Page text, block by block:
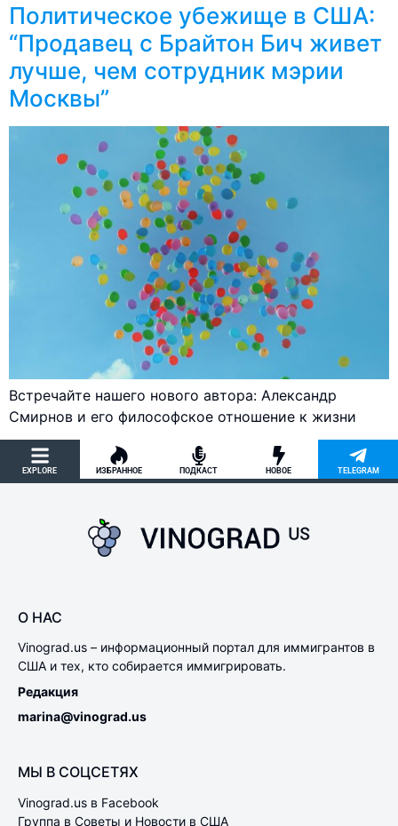
Политическое убежище в США:
“Продавец с Брайтон Бич живет
лучше, чем сотрудник мэрии
Москвы”
Встречайте нашего нового автора: Александр
Смирнов и его философское отношение к жизни
EXPLORE ИЗБРАННОЕ ПОДКАСТ НОВОЕ TELEGRAM
О НАС
Vinograd.us – информационный портал для иммигрантов в
США и тех, кто собирается иммигрировать.
Редакция
marina@vinograd.us
МЫ В СОЦСЕТЯХ
Vinograd.us в Facebook
Группа в Советы и Новости в США